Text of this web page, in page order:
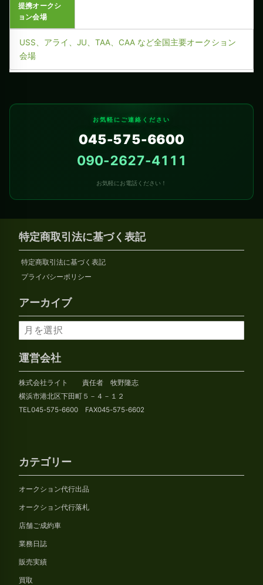
提携オークシ
ョン会場
USS、アライ、JU、TAA、CAA など全国主要オークション
会場
お気軽にご連絡ください
045-575-6600
090-2627-4111
お気軽にお電話ください！
特定商取引法に基づく表記
特定商取引法に基づく表記
プライバシーポリシー
アーカイブ
ア
ー
カ
イ
ブ
運営会社
株式会社ライト 責任者 牧野隆志
横浜市港北区下田町５－４－１２
TEL045-575-6600 FAX045-575-6602
カテゴリー
オークション代行出品
オークション代行落札
店舗ご成約車
業務日誌
販売実績
買取